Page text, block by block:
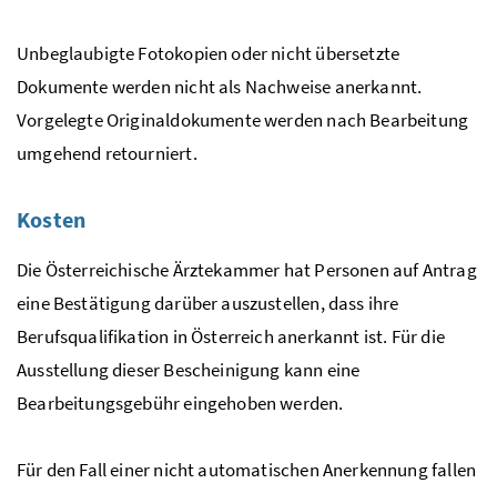
Unbeglaubigte Fotokopien oder nicht übersetzte
Dokumente werden nicht als Nachweise anerkannt.
Vorgelegte Originaldokumente werden nach Bearbeitung
umgehend retourniert.
Kosten
Die Österreichische Ärztekammer hat Personen auf Antrag
eine Bestätigung darüber auszustellen, dass ihre
Berufsqualifikation in Österreich anerkannt ist. Für die
Ausstellung dieser Bescheinigung kann eine
Bearbeitungsgebühr eingehoben werden.
Für den Fall einer nicht automatischen Anerkennung fallen